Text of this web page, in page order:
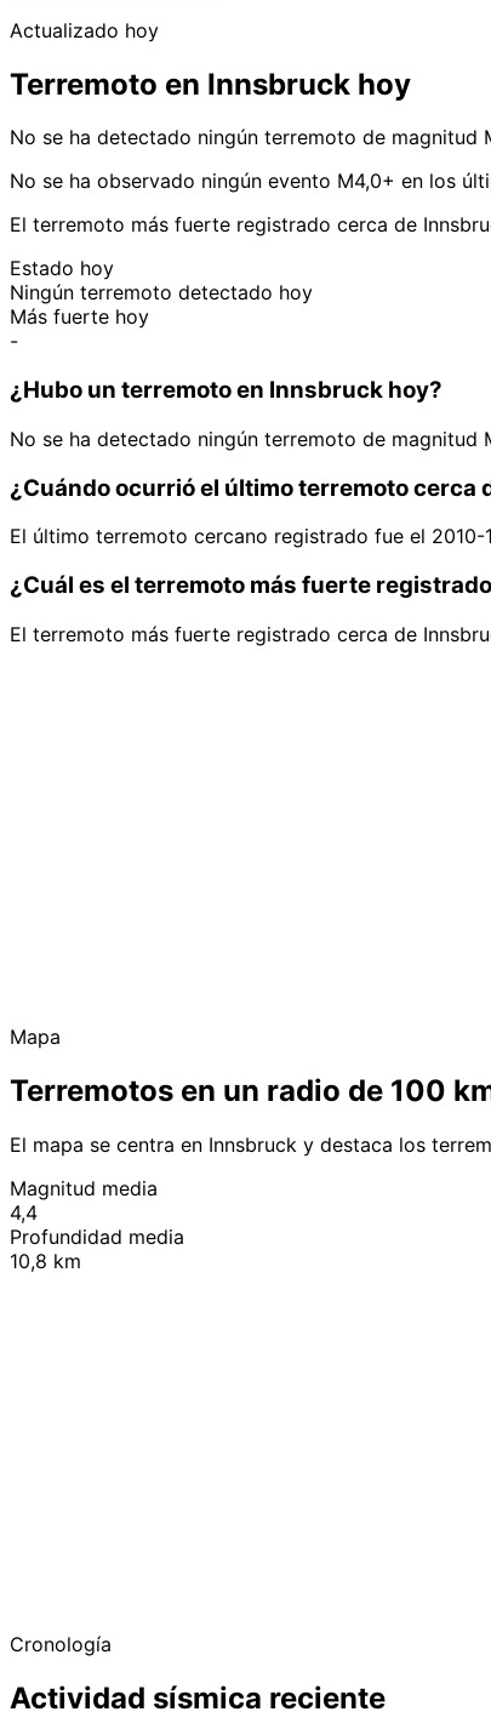
Actualizado hoy
Terremoto en Innsbruck hoy
No se ha detectado ningún terremoto de magnitud
No se ha observado ningún evento M4,0+ en los
El terremoto más fuerte registrado cerca de
Estado hoy
Ningún terremoto detectado hoy
Más fuerte hoy
-
¿Hubo un terremoto en Innsbruck hoy?
No se ha detectado ningún terremoto de magnitud
¿Cuándo ocurrió el último terremoto cerca
El último terremoto cercano registrado fue el 2010-
¿Cuál es el terremoto más fuerte
El terremoto más fuerte registrado cerca de
Mapa
Terremotos en un radio de 100
El mapa se centra en Innsbruck y destaca los
Magnitud media
4,4
Profundidad media
10,8 km
Cronología
Actividad sísmica reciente